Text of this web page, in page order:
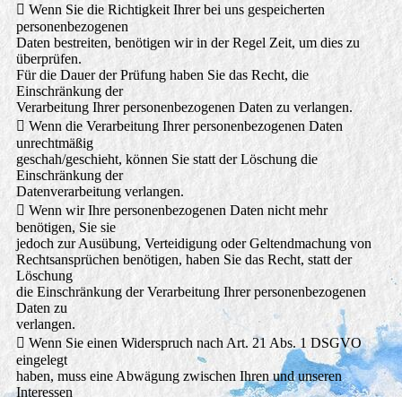
 Wenn Sie die Richtigkeit Ihrer bei uns gespeicherten
personenbezogenen
Daten bestreiten, benötigen wir in der Regel Zeit, um dies zu
überprüfen.
Für die Dauer der Prüfung haben Sie das Recht, die
Einschränkung der
Verarbeitung Ihrer personenbezogenen Daten zu verlangen.
 Wenn die Verarbeitung Ihrer personenbezogenen Daten
unrechtmäßig
geschah/geschieht, können Sie statt der Löschung die
Einschränkung der
Datenverarbeitung verlangen.
 Wenn wir Ihre personenbezogenen Daten nicht mehr
benötigen, Sie sie
jedoch zur Ausübung, Verteidigung oder Geltendmachung von
Rechtsansprüchen benötigen, haben Sie das Recht, statt der
Löschung
die Einschränkung der Verarbeitung Ihrer personenbezogenen
Daten zu
verlangen.
 Wenn Sie einen Widerspruch nach Art. 21 Abs. 1 DSGVO
eingelegt
haben, muss eine Abwägung zwischen Ihren und unseren
Interessen